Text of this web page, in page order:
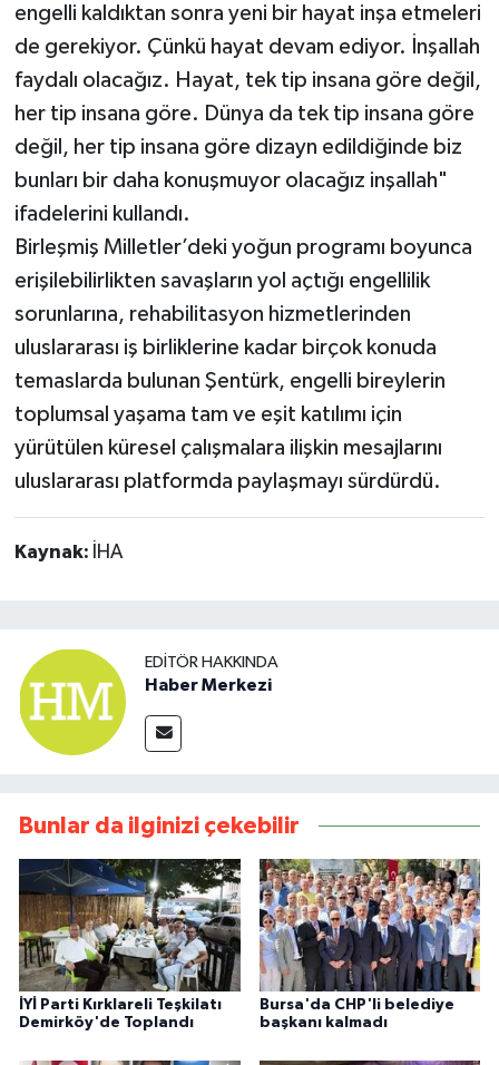
engelli kaldıktan sonra yeni bir hayat inşa etmeleri
de gerekiyor. Çünkü hayat devam ediyor. İnşallah
faydalı olacağız. Hayat, tek tip insana göre değil,
her tip insana göre. Dünya da tek tip insana göre
değil, her tip insana göre dizayn edildiğinde biz
bunları bir daha konuşmuyor olacağız inşallah"
ifadelerini kullandı.
Birleşmiş Milletler’deki yoğun programı boyunca
erişilebilirlikten savaşların yol açtığı engellilik
sorunlarına, rehabilitasyon hizmetlerinden
uluslararası iş birliklerine kadar birçok konuda
temaslarda bulunan Şentürk, engelli bireylerin
toplumsal yaşama tam ve eşit katılımı için
yürütülen küresel çalışmalara ilişkin mesajlarını
uluslararası platformda paylaşmayı sürdürdü.
Kaynak: İHA
EDITÖR HAKKINDA
Haber Merkezi
Bunlar da ilginizi çekebilir
İYİ Parti Kırklareli Teşkilatı
Demirköy'de Toplandı
Bursa'da CHP'li belediye
başkanı kalmadı